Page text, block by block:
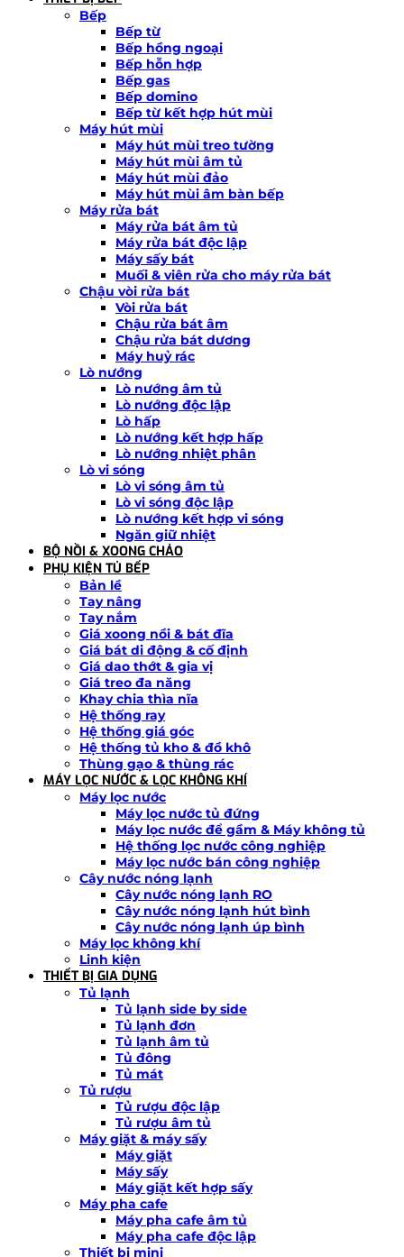
Bếp
Bếp từ
Bếp hồng ngoại
Bếp hỗn hợp
Bếp gas
Bếp domino
Bếp từ kết hợp hút mùi
Máy hút mùi
Máy hút mùi treo tường
Máy hút mùi âm tủ
Máy hút mùi đảo
Máy hút mùi âm bàn bếp
Máy rửa bát
Máy rửa bát âm tủ
Máy rửa bát độc lập
Máy sấy bát
Muối & viên rửa cho máy rửa bát
Chậu vòi rửa bát
Vòi rửa bát
Chậu rửa bát âm
Chậu rửa bát dương
Máy huỷ rác
Lò nướng
Lò nướng âm tủ
Lò nướng độc lập
Lò hấp
Lò nướng kết hợp hấp
Lò nướng nhiệt phân
Lò vi sóng
Lò vi sóng âm tủ
Lò vi sóng độc lập
Lò nướng kết hợp vi sóng
Ngăn giữ nhiệt
BỘ NỒI & XOONG CHẢO
PHỤ KIỆN TỦ BẾP
Bản lề
Tay nâng
Tay nắm
Giá xoong nồi & bát đĩa
Giá bát di động & cố định
Giá dao thớt & gia vị
Giá treo đa năng
Khay chia thìa nĩa
Hệ thống ray
Hệ thống giá góc
Hệ thống tủ kho & đồ khô
Thùng gạo & thùng rác
MÁY LỌC NƯỚC & LỌC KHÔNG KHÍ
Máy lọc nước
Máy lọc nước tủ đứng
Máy lọc nước để gầm & Máy không tủ
Hệ thống lọc nước công nghiệp
Máy lọc nước bán công nghiệp
Cây nước nóng lạnh
Cây nước nóng lạnh RO
Cây nước nóng lạnh hút bình
Cây nước nóng lạnh úp bình
Máy lọc không khí
Linh kiện
THIẾT BỊ GIA DỤNG
Tủ lạnh
Tủ lạnh side by side
Tủ lạnh đơn
Tủ lạnh âm tủ
Tủ đông
Tủ mát
Tủ rượu
Tủ rượu độc lập
Tủ rượu âm tủ
Máy giặt & máy sấy
Máy giặt
Máy sấy
Máy giặt kết hợp sấy
Máy pha cafe
Máy pha cafe âm tủ
Máy pha cafe độc lập
Thiết bị mini